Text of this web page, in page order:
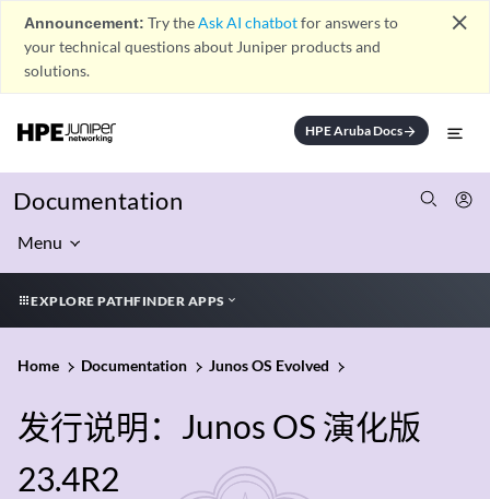
Announcement: Try theAsk AI chatbotfor answers to
your technical questions about Juniper products and
solutions.
close
HPE Aruba Docsarrow_forward
Documentation
Menu
EXPLORE PATHFINDER APPS
Home Documentation Junos OS Evolved
发行说明：Junos OS 演化版
23.4R2